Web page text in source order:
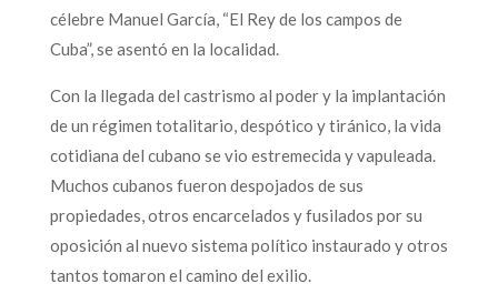
célebre Manuel García, “El Rey de los campos de
Cuba”, se asentó en la localidad.
Con la llegada del castrismo al poder y la implantación
de un régimen totalitario, despótico y tiránico, la vida
cotidiana del cubano se vio estremecida y vapuleada.
Muchos cubanos fueron despojados de sus
propiedades, otros encarcelados y fusilados por su
oposición al nuevo sistema político instaurado y otros
tantos tomaron el camino del exilio.